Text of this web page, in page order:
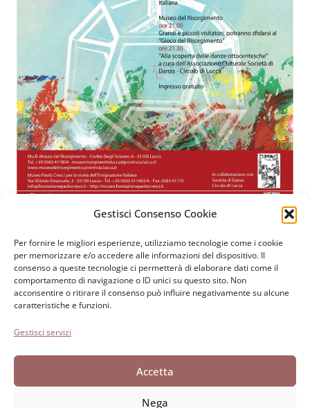
Gestisci Consenso Cookie
Per fornire le migliori esperienze, utilizziamo tecnologie come i cookie
per memorizzare e/o accedere alle informazioni del dispositivo. Il
consenso a queste tecnologie ci permetterà di elaborare dati come il
comportamento di navigazione o ID unici su questo sito. Non
acconsentire o ritirare il consenso può influire negativamente su alcune
caratteristiche e funzioni.
Gestisci servizi
Accetta
Nega
Fondazione Paolo Cresciper la storia dell’emigrazione
italiana
Cortile Carrara, 1 - 55100 Lucca
Tel 0583 417483/4; Fax 0583 417770
Accessibilità
Cookie Policy
Dichiarazione sulla Privacy